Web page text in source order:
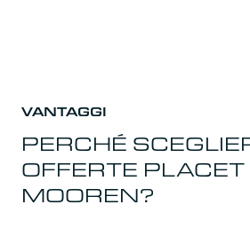
VANTAGGI
PERCHÉ
OFFERTE PLACET
MOOREN?